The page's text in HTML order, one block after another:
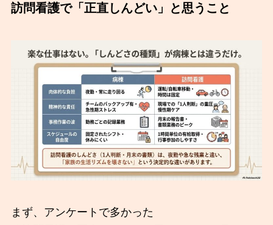
訪問看護で「正直しんどい」と思うこと
まず、アンケートで多かった